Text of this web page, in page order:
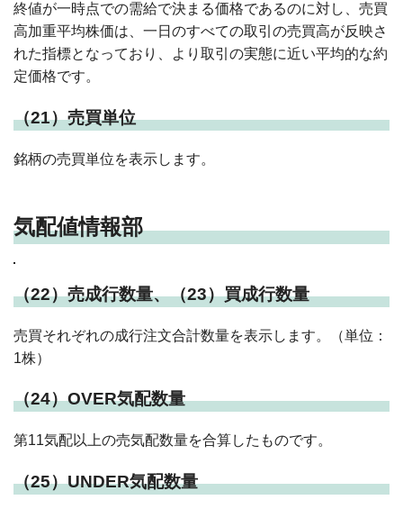
終値が一時点での需給で決まる価格であるのに対し、売買
高加重平均株価は、一日のすべての取引の売買高が反映さ
れた指標となっており、より取引の実態に近い平均的な約
定価格です。
（21）売買単位
銘柄の売買単位を表示します。
気配値情報部
（22）売成行数量、（23）買成行数量
売買それぞれの成行注文合計数量を表示します。（単位：
1株）
（24）OVER気配数量
第11気配以上の売気配数量を合算したものです。
（25）UNDER気配数量